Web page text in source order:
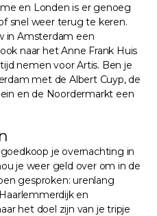
en Londen is er genoeg
snel weer terug te keren.
in Amsterdam een
naar het Anne Frank Huis
nemen voor Artis. Ben je
met de Albert Cuyp, de
en de Noordermarkt een
je overnachting in
je weer geld over om in de
gesproken: urenlang
en
het doel zijn van je tripje